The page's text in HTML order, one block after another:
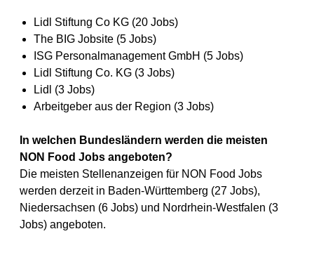
Lidl Stiftung Co KG (20 Jobs)
The BIG Jobsite (5 Jobs)
ISG Personalmanagement GmbH (5 Jobs)
Lidl Stiftung Co. KG (3 Jobs)
Lidl (3 Jobs)
Arbeitgeber aus der Region (3 Jobs)
In welchen Bundesländern werden die meisten
NON Food Jobs angeboten?
Die meisten Stellenanzeigen für NON Food Jobs
werden derzeit in Baden-Württemberg (27 Jobs),
Niedersachsen (6 Jobs) und Nordrhein-Westfalen (3
Jobs) angeboten.